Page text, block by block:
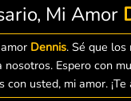
Mi Amor
Dennis. Sé que
Espero con
usted, mi amor. ¡Te